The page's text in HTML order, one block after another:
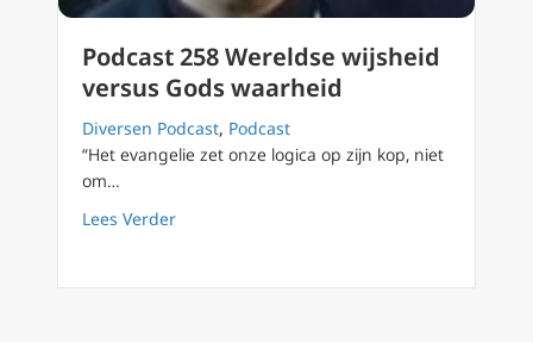
Podcast 258 Wereldse wijsheid
versus Gods waarheid
Diversen Podcast, Podcast
“Het evangelie zet onze logica op zijn kop, niet
om…
Lees Verderabout Podcast 258 Wereldse wijsheid